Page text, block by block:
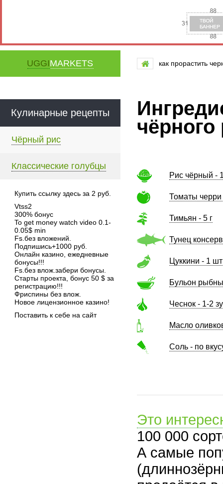
UGGIMARKETS как прорастить
Кулинарные рецепты
Чёрный рис
Классические голубцы
Купить ссылку здесь за 2 руб.
Vtss2
300% бонус
To get money watch video 0.1-
0.05$ min
Fs.без вложений.
Подпишись+1000 руб.
Онлайн казино, ежедневные
бонусы!!!
Fs.без влож.забери бонусы.
Старты проекта, бонус 50 $ за
регистрацию!!!
Фриспины без влож.
Новое лицензионное казино!
Поставить к себе на сайт
чёрного
Рис чёрный -
Томаты
Тимьян - 5 г
Тунец
Цуккини - 1 шт
Бульон
Чеснок - 1-2
Масло
Соль - по
Это
100 000
А самые